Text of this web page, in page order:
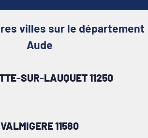
villes sur le département
Aude
SUR-LAUQUET 11250
VALMIGERE 11580